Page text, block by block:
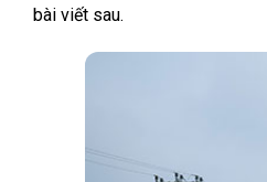
bài viết sau.